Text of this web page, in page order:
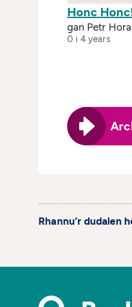
Honc
gan Petr
0 i 4 years
Rhannu’r dudalen